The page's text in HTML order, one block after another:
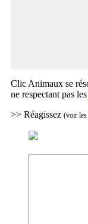
Clic Animaux se
ne respectant pas les
>> Réagissez (voir les